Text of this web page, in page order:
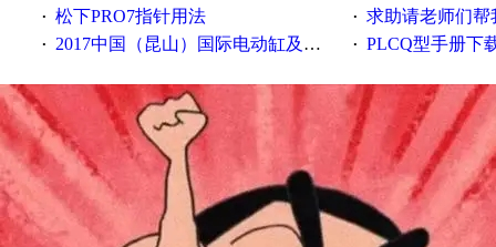
· 松下PRO7指针用法 · 求助请老师们帮
· 2017中国（昆山）国际电动缸及配件展览会 · PLCQ型手册下